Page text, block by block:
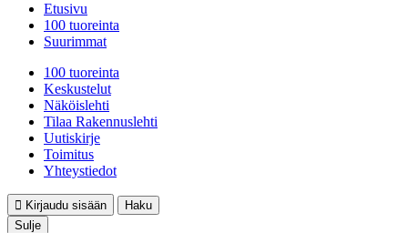
Etusivu
100 tuoreinta
Suurimmat
100 tuoreinta
Keskustelut
Näköislehti
Tilaa Rakennuslehti
Uutiskirje
Toimitus
Yhteystiedot
Kirjaudu sisään
Haku
Sulje